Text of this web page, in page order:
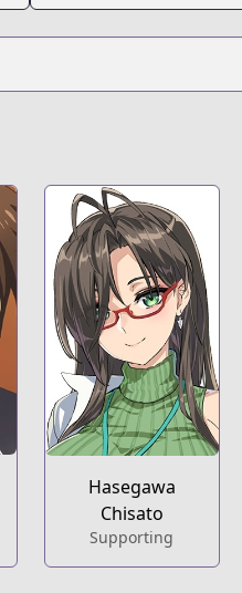
Hasegawa
Chisato
Supporting